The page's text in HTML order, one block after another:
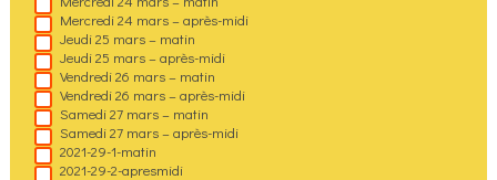
Mercredi 24 mars – après-midi
Jeudi 25 mars – matin
Jeudi 25 mars – après-midi
Vendredi 26 mars – matin
Vendredi 26 mars – après-midi
Samedi 27 mars – matin
Samedi 27 mars – après-midi
2021-29-1-matin
2021-29-2-apresmidi